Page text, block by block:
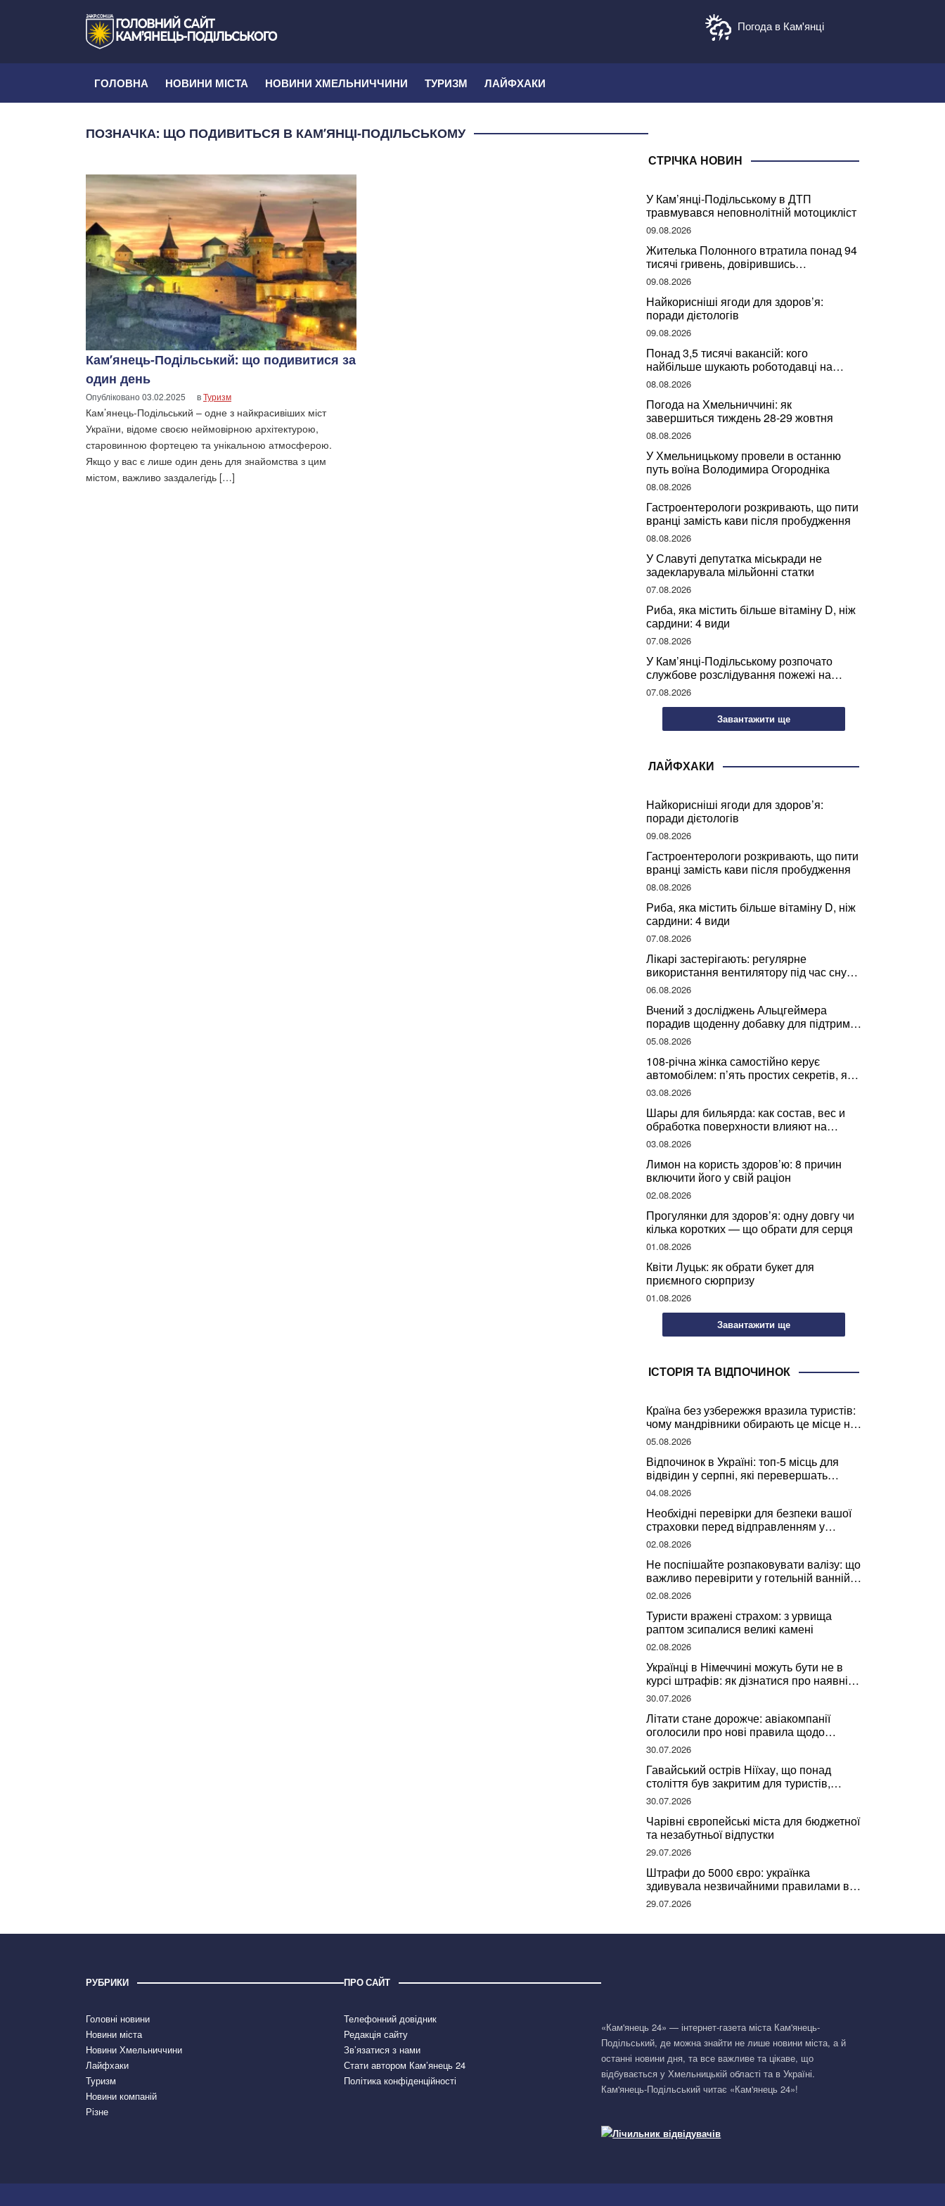
Погода в Кам'янці
ГОЛОВНА НОВИНИ МІСТА НОВИНИ ХМЕЛЬНИЧЧИНИ ТУРИЗМ ЛАЙФХАКИ
ПОЗНАЧКА: ЩО ПОДИВИТЬСЯ В КАМ’ЯНЦІ-ПОДІЛЬСЬКОМУ
Кам’янець-Подільський: що подивитися за
один день
Опубліковано03.02.2025 вТуризм
Кам’янець-Подільський – одне з найкрасивіших міст
України, відоме своєю неймовірною архітектурою,
старовинною фортецею та унікальною атмосферою.
Якщо у вас є лише один день для знайомства з цим
містом, важливо заздалегідь […]
СТРІЧКА НОВИН
У Кам’янці-Подільському в ДТП
травмувався неповнолітній мотоцикліст
09.08.2026
Жителька Полонного втратила понад 94
тисячі гривень, довірившись
псевдобанкіру
09.08.2026
Найкорисніші ягоди для здоров’я:
поради дієтологів
09.08.2026
Понад 3,5 тисячі вакансій: кого
найбільше шукають роботодавці на
Хмельниччині
08.08.2026
Погода на Хмельниччині: як
завершиться тиждень 28-29 жовтня
08.08.2026
У Хмельницькому провели в останню
путь воїна Володимира Огородніка
08.08.2026
Гастроентерологи розкривають, що пити
вранці замість кави після пробудження
08.08.2026
У Славуті депутатка міськради не
задекларувала мільйонні статки
07.08.2026
Риба, яка містить більше вітаміну D, ніж
сардини: 4 види
07.08.2026
У Кам’янці-Подільському розпочато
службове розслідування пожежі на
сміттєзвалищі
07.08.2026
Завантажити ще
ЛАЙФХАКИ
Найкорисніші ягоди для здоров’я:
поради дієтологів
09.08.2026
Гастроентерологи розкривають, що пити
вранці замість кави після пробудження
08.08.2026
Риба, яка містить більше вітаміну D, ніж
сардини: 4 види
07.08.2026
Лікарі застерігають: регулярне
використання вентилятору під час сну
може негативно вплинути на ваше
здоров’я
06.08.2026
Вчений з досліджень Альцгеймера
порадив щоденну добавку для підтримки
мозкової діяльності
05.08.2026
108-річна жінка самостійно керує
автомобілем: п’ять простих секретів, які
допомогли їй дожити до століття
03.08.2026
Шары для бильярда: как состав, вес и
обработка поверхности влияют на
динамику игры
03.08.2026
Лимон на користь здоров’ю: 8 причин
включити його у свій раціон
02.08.2026
Прогулянки для здоров’я: одну довгу чи
кілька коротких — що обрати для серця
01.08.2026
Квіти Луцьк: як обрати букет для
приємного сюрпризу
01.08.2026
Завантажити ще
ІСТОРІЯ ТА ВІДПОЧИНОК
Країна без узбережжя вразила туристів:
чому мандрівники обирають це місце на
відпочинок
05.08.2026
Відпочинок в Україні: топ-5 місць для
відвідин у серпні, які перевершать
закордонні враження
04.08.2026
Необхідні перевірки для безпеки вашої
страховки перед відправленням у
подорож
02.08.2026
Не поспішайте розпаковувати валізу: що
важливо перевірити у готельній ванній
за словами досвідченої мандрівниці
02.08.2026
Туристи вражені страхом: з урвища
раптом зсипалися великі камені
02.08.2026
Українці в Німеччині можуть бути не в
курсі штрафів: як дізнатися про наявні
борги
30.07.2026
Літати стане дорожче: авіакомпанії
оголосили про нові правила щодо
вибору місць
30.07.2026
Гавайський острів Ніїхау, що понад
століття був закритим для туристів,
починає приймати перших відвідувачів
30.07.2026
Чарівні європейські міста для бюджетної
та незабутньої відпустки
29.07.2026
Штрафи до 5000 євро: українка
здивувала незвичайними правилами в
Німеччині та поділилася правдою
29.07.2026
РУБРИКИ
Головні новини
Новини міста
Новини Хмельниччини
Лайфхаки
Туризм
Новини компаній
Різне
ПРО САЙТ
Телефонний довідник
Редакція сайту
Зв’язатися з нами
Стати автором Кам’янець 24
Політика конфіденційності
«Кам'янець 24» — інтернет-газета міста Кам'янець-
Подільський, де можна знайти не лише новини міста, а й
останні новини дня, та все важливе та цікаве, що
відбувається у Хмельницькій області та в Україні.
Кам'янець-Подільський читає «Кам'янець 24»!